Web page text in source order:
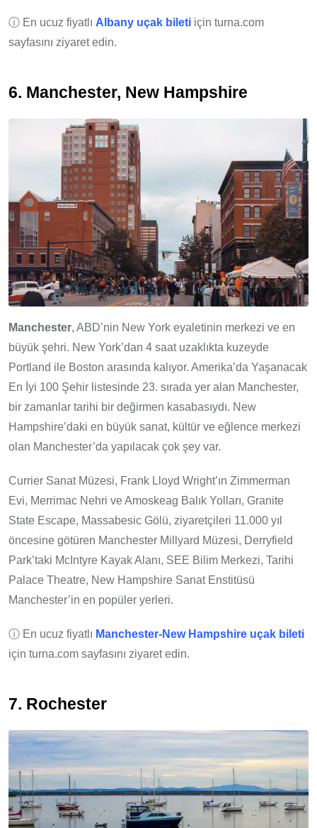
ⓘ En ucuz fiyatlı Albany uçak bileti için turna.com
sayfasını ziyaret edin.
6. Manchester, New Hampshire
Manchester, ABD’nin New York eyaletinin merkezi ve en
büyük şehri. New York’dan 4 saat uzaklıkta kuzeyde
Portland ile Boston arasında kalıyor. Amerika’da Yaşanacak
En İyi 100 Şehir listesinde 23. sırada yer alan Manchester,
bir zamanlar tarihi bir değirmen kasabasıydı. New
Hampshire’daki en büyük sanat, kültür ve eğlence merkezi
olan Manchester’da yapılacak çok şey var.
Currier Sanat Müzesi, Frank Lloyd Wright’ın Zimmerman
Evi, Merrimac Nehri ve Amoskeag Balık Yolları, Granite
State Escape, Massabesic Gölü, ziyaretçileri 11.000 yıl
öncesine götüren Manchester Millyard Müzesi, Derryfield
Park’taki McIntyre Kayak Alanı, SEE Bilim Merkezi, Tarihi
Palace Theatre, New Hampshire Sanat Enstitüsü
Manchester’in en popüler yerleri.
ⓘ En ucuz fiyatlı Manchester-New Hampshire uçak bileti
için turna.com sayfasını ziyaret edin.
7. Rochester